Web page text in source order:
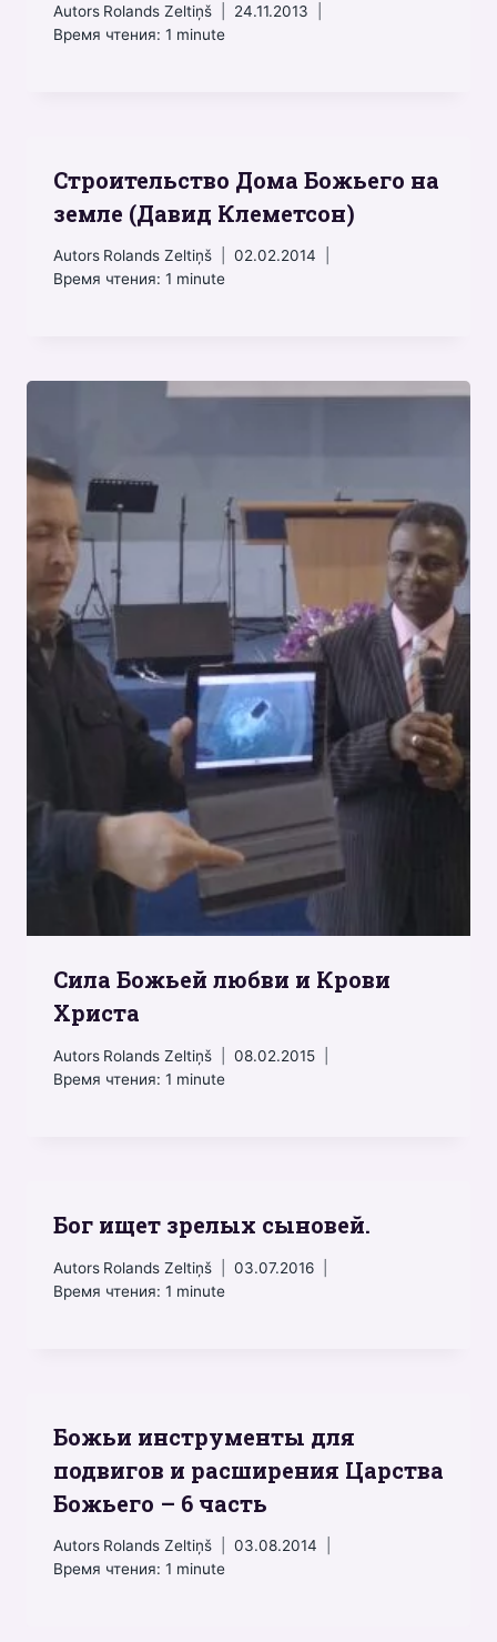
Autors Rolands Zeltiņš
24.11.2013
Время чтения: 1 minute
Строительство Дома Божьего на
земле (Давид Клеметсон)
Autors Rolands Zeltiņš
02.02.2014
Время чтения: 1 minute
Сила Божьей любви и Крови
Христа
Autors Rolands Zeltiņš
08.02.2015
Время чтения: 1 minute
Бог ищет зрелых сыновей.
Autors Rolands Zeltiņš
03.07.2016
Время чтения: 1 minute
Божьи инструменты для
подвигов и расширения Царства
Божьего – 6 часть
Autors Rolands Zeltiņš
03.08.2014
Время чтения: 1 minute